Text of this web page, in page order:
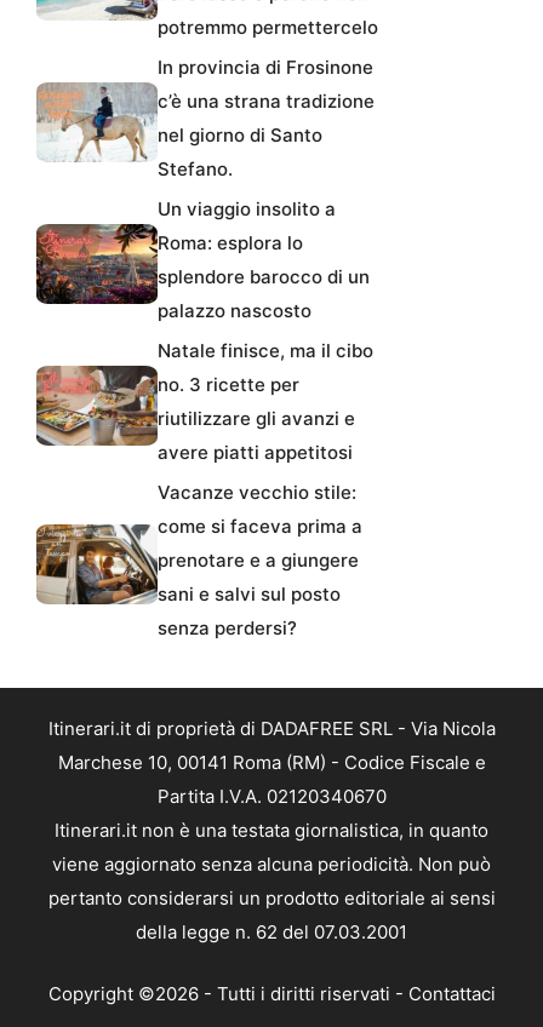
potremmo permettercelo
In provincia di Frosinone
c’è una strana tradizione
nel giorno di Santo
Stefano.
Un viaggio insolito a
Roma: esplora lo
splendore barocco di un
palazzo nascosto
Natale finisce, ma il cibo
no. 3 ricette per
riutilizzare gli avanzi e
avere piatti appetitosi
Vacanze vecchio stile:
come si faceva prima a
prenotare e a giungere
sani e salvi sul posto
senza perdersi?
Itinerari.it di proprietà di DADAFREE SRL - Via Nicola
Marchese 10, 00141 Roma (RM) - Codice Fiscale e
Partita I.V.A. 02120340670
Itinerari.it non è una testata giornalistica, in quanto
viene aggiornato senza alcuna periodicità. Non può
pertanto considerarsi un prodotto editoriale ai sensi
della legge n. 62 del 07.03.2001
Copyright ©2026 - Tutti i diritti riservati - Contattaci